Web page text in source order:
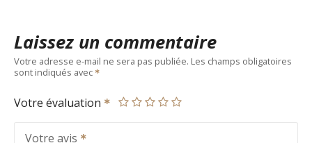
Laissez un commentaire
Votre adresse e-mail ne sera pas publiée. Les champs obligatoires
sont indiqués avec
Votre évaluation
Votre avis